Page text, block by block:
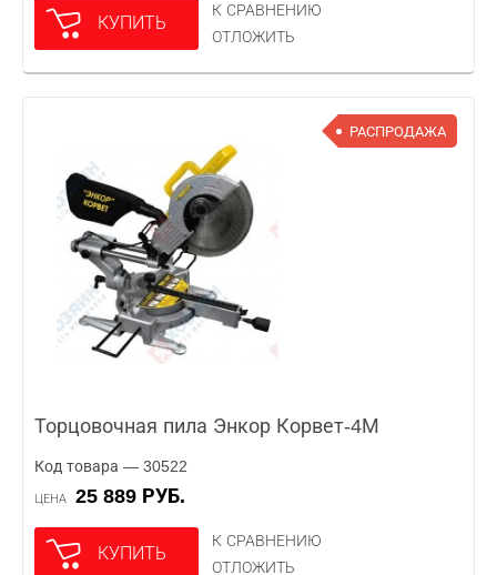
КУПИТЬ
К СРАВНЕНИЮ
ОТЛОЖИТЬ
РАСПРОДАЖА
Торцовочная пила Энкор Корвет-4М
Код товара — 30522
ЦЕНА 25 889 РУБ.
КУПИТЬ
К СРАВНЕНИЮ
ОТЛОЖИТЬ